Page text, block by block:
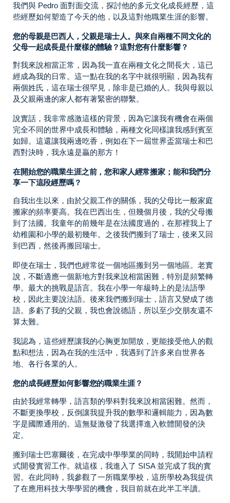
我們與 Pedro 面對面交流，探討他的多元文化成長經歷，這
些經歷如何塑造了今天的他，以及這對他職業生涯的影響。
您的母親是巴西人，父親是瑞士人。與來自兩種不同文化的
父母一起成長是什麼樣的體驗？這對您有什麼影響？
對我來說相當正常，因為我一直在兩種文化之間長大，這已
經成為我的日常。這一點在我的名字中就很明顯，因為我有
兩個姓氏，這在瑞士很罕見，除非是已婚的人。我與母親以
及父親兩邊的家人都有著緊密的聯繫。
說實話，我非常感激這樣的背景，因為它讓我有機會在兩個
完全不同的世界中成長和體驗，兩種文化同樣讓我感到賓至
如歸。這還讓我兩邊吃香，例如在下一屆世界盃當瑞士和巴
西對決時，我永遠是贏的那方！
在開始您的職業生涯之前，您和家人經常搬家；能和我們分
享一下這段經歷嗎？
自我出生以來，由於父親工作的關係，我的父母比一般家庭
搬家的頻率要高。我在巴西出生，但幾個月後，我的父母搬
到了法國。我童年的前幾年是在法國度過的，在那裡我上了
幼稚園和小學的最初幾年。之後我們搬到了瑞士，後來又回
到巴西，然後再搬回瑞士。
即使在瑞士，我們也經常從一個地區搬到另一個地區。老實
說，不斷適應一個新地方對我來說相當困難，特別是頻繁轉
學。最大的挑戰是語言。我在小學一年級時上的是法語學
校，因此主要說法語。後來我們搬到瑞士，語言又變成了德
語。多虧了我的父親，我也會說德語，所以至少交朋友還不
算太難。
我認為，這些經歷讓我的心胸更加開放，更能接受他人的觀
點和想法，因為在我的生活中，我遇到了許多來自世界各
地、各行各業的人。
您的成長經歷如何影響您的職業生涯？
由於我經常轉學，語言類的學科對我來說相當困難。然而，
不斷更換學校，反倒讓我提升我的數學和邏輯能力，因為數
字是國際通用的。這無疑激發了我選擇進入軟體開發的決
定。
搬到瑞士巴塞爾後，在完成中學學業的同時，我開始申請程
式開發實習工作。就這樣，我進入了 SISA 並完成了我的實
習。在此同時，我參觀了一所職業學校，這所學校為我提供
了在應用科技大學學習的機會，我目前就在此半工半讀。